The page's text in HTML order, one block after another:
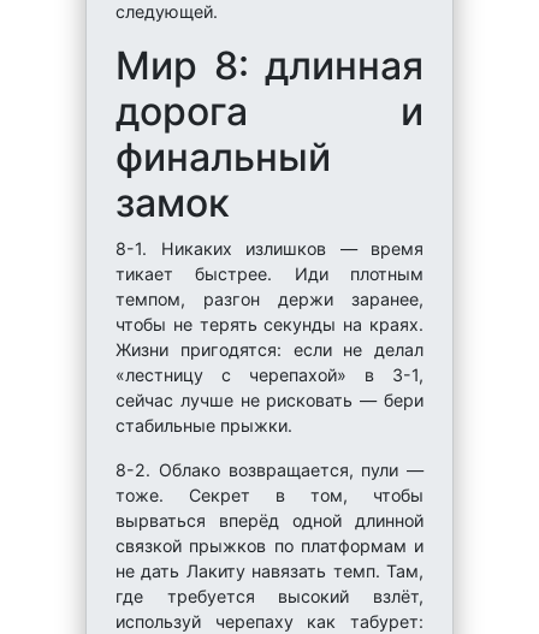
следующей.
Мир 8: длинная
дорога и
финальный
замок
8-1. Никаких излишков — время
тикает быстрее. Иди плотным
темпом, разгон держи заранее,
чтобы не терять секунды на краях.
Жизни пригодятся: если не делал
«лестницу с черепахой» в 3-1,
сейчас лучше не рисковать — бери
стабильные прыжки.
8-2. Облако возвращается, пули —
тоже. Секрет в том, чтобы
вырваться вперёд одной длинной
связкой прыжков по платформам и
не дать Лакиту навязать темп. Там,
где требуется высокий взлёт,
используй черепаху как табурет: